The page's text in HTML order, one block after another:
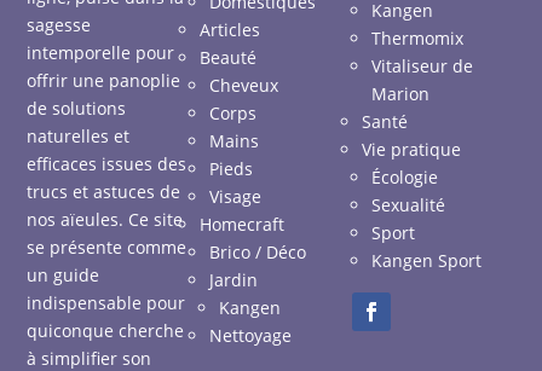
sagesse
intemporelle pour
offrir une panoplie
de solutions
naturelles et
efficaces issues des
trucs et astuces de
nos aïeules. Ce site
se présente comme
un guide
indispensable pour
quiconque cherche
à simplifier son
Articles
Beauté
Cheveux
Corps
Mains
Pieds
Visage
Homecraft
Brico / Déco
Jardin
Kangen
Nettoyage
Kangen
Thermomix
Vitaliseur de
Marion
Santé
Vie pratique
Écologie
Sexualité
Sport
Kangen Sport